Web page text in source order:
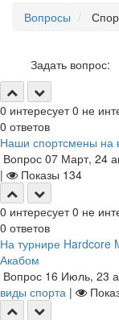
Вопросы
Задать вопрос:
0 интересует 0 не
0 ответов
Наши спортсмены на
Вопрос 07 Март, 24
|
Показы 134
0 интересует 0 не
0 ответов
На турнире Hardcore
Акабом
Вопрос 16 Июль, 23
виды спорта |